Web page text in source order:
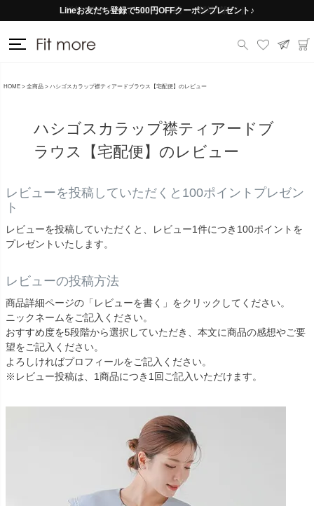
Lineお友だち登録で500円OFFクーポンプレゼント♪
送料一律290円（北海道・沖縄・一部地域除く）
HOME 全商品 ハシゴスカラップ襟ティアードブラウス【宅配便】のレビュー
ハシゴスカラップ襟ティアードブ
ラウス【宅配便】のレビュー
レビューを投稿していただくと100ポイントプレゼン
ト
レビューを投稿していただくと、レビュー1件につき100ポイントを
プレゼントいたします。
レビューの投稿方法
商品詳細ページの「レビューを書く」をクリックしてください。
ニックネームをご記入ください。
おすすめ度を5段階から選択していただき、本文に商品の感想やご要
望をご記入ください。
よろしければプロフィールをご記入ください。
※レビュー投稿は、1商品につき1回ご記入いただけます。